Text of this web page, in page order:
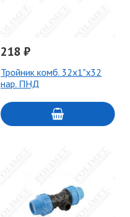
218 ₽
Тройник комб. 32х1"х32
нар. ПНД